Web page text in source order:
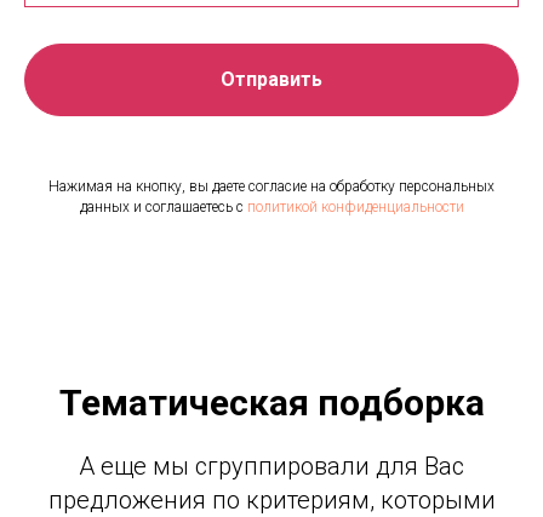
Отправить
Нажимая на кнопку, вы даете согласие на обработку персональных
данных и соглашаетесь c политикой конфиденциальности
Тематическая подборка
А еще мы сгруппировали для Вас
предложения по критериям, которыми